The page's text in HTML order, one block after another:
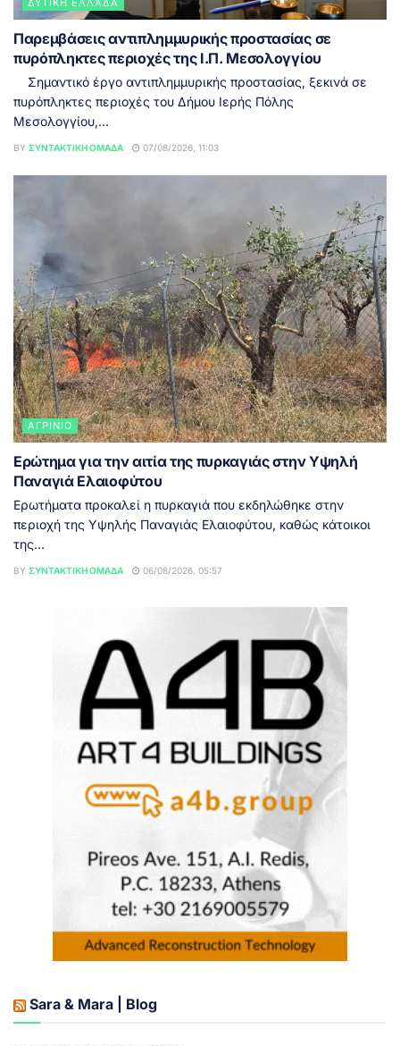
ΔΥΤΙΚΉ ΕΛΛΆΔΑ
Παρεμβάσεις αντιπλημμυρικής προστασίας σε
πυρόπληκτες περιοχές της Ι.Π. Μεσολογγίου
Σημαντικό έργο αντιπλημμυρικής προστασίας, ξεκινά σε
πυρόπληκτες περιοχές του Δήμου Ιερής Πόλης
Μεσολογγίου,...
BY ΣΥΝΤΑΚΤΙΚΉ ΟΜΆΔΑ 07/08/2026, 11:03
ΑΓΡΊΝΙΟ
Ερώτημα για την αιτία της πυρκαγιάς στην Υψηλή
Παναγιά Ελαιοφύτου
Ερωτήματα προκαλεί η πυρκαγιά που εκδηλώθηκε στην
περιοχή της Υψηλής Παναγιάς Ελαιοφύτου, καθώς κάτοικοι
της...
BY ΣΥΝΤΑΚΤΙΚΉ ΟΜΆΔΑ 06/08/2026, 05:57
Sara & Mara | Blog